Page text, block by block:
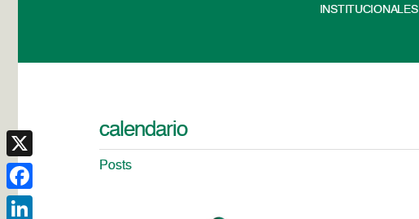
INSTITUCIONALES
calendario
Posts
X
Facebook